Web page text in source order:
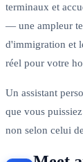
terminaux et
— une ampleur
d'immigration et
réel pour votre
Un assistant
que vous
non selon celui